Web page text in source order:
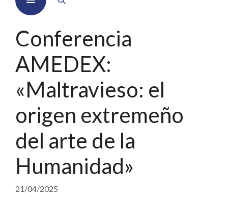
Conferencia
AMEDEX:
«Maltravieso: el
origen extremeño
del arte de la
Humanidad»
21/04/2025